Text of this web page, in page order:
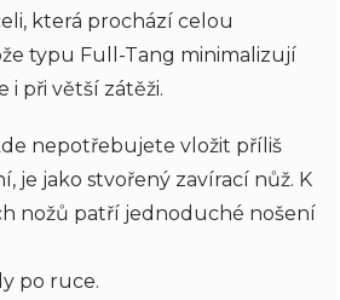
která prochází celou
typu Full-Tang minimalizují
i při větší zátěži.
nepotřebujete vložit příliš
je jako stvořený zavírací nůž. K
nožů patří jednoduché nošení
po ruce.